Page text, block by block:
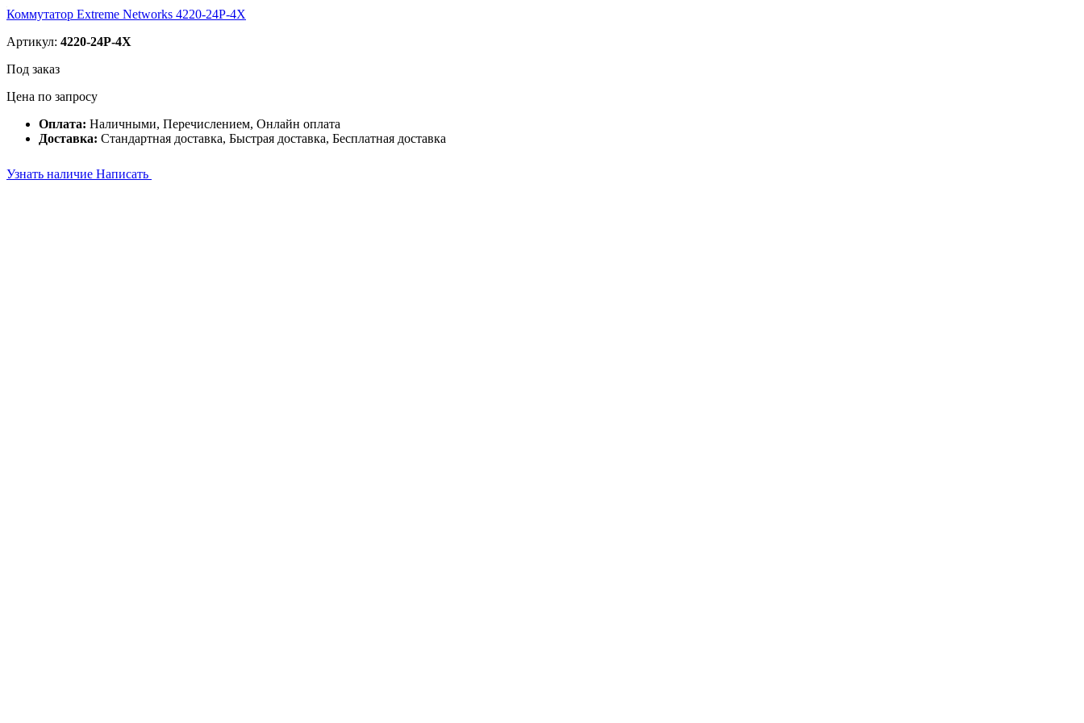
Коммутатор Extreme Networks 4220-24P-4X
Артикул: 4220-24P-4X
Под заказ
Цена по запросу
Оплата: Наличными, Перечислением, Онлайн оплата
Доставка: Стандартная доставка, Быстрая доставка, Бесплатная доставка
Узнать наличие Написать